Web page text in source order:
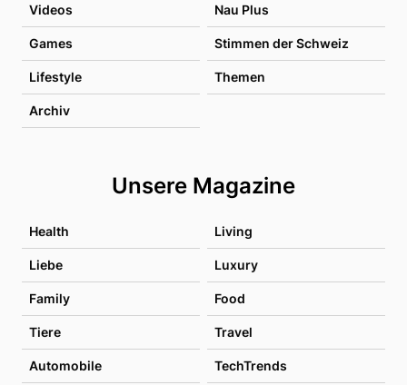
Videos Nau Plus
Games Stimmen der Schweiz
Lifestyle Themen
Archiv
Unsere Magazine
Health Living
Liebe Luxury
Family Food
Tiere Travel
Automobile TechTrends